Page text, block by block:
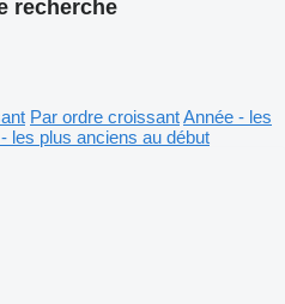
recherche
Par ordre croissantAnnée - les
les plus anciens au début